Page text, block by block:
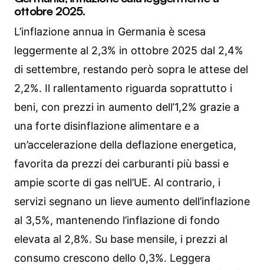
ottobre 2025.
L’inflazione annua in Germania è scesa
leggermente al 2,3% in ottobre 2025 dal 2,4%
di settembre, restando però sopra le attese del
2,2%. Il rallentamento riguarda soprattutto i
beni, con prezzi in aumento dell’1,2% grazie a
una forte disinflazione alimentare e a
un’accelerazione della deflazione energetica,
favorita da prezzi dei carburanti più bassi e
ampie scorte di gas nell’UE. Al contrario, i
servizi segnano un lieve aumento dell’inflazione
al 3,5%, mantenendo l’inflazione di fondo
elevata al 2,8%. Su base mensile, i prezzi al
consumo crescono dello 0,3%. Leggera